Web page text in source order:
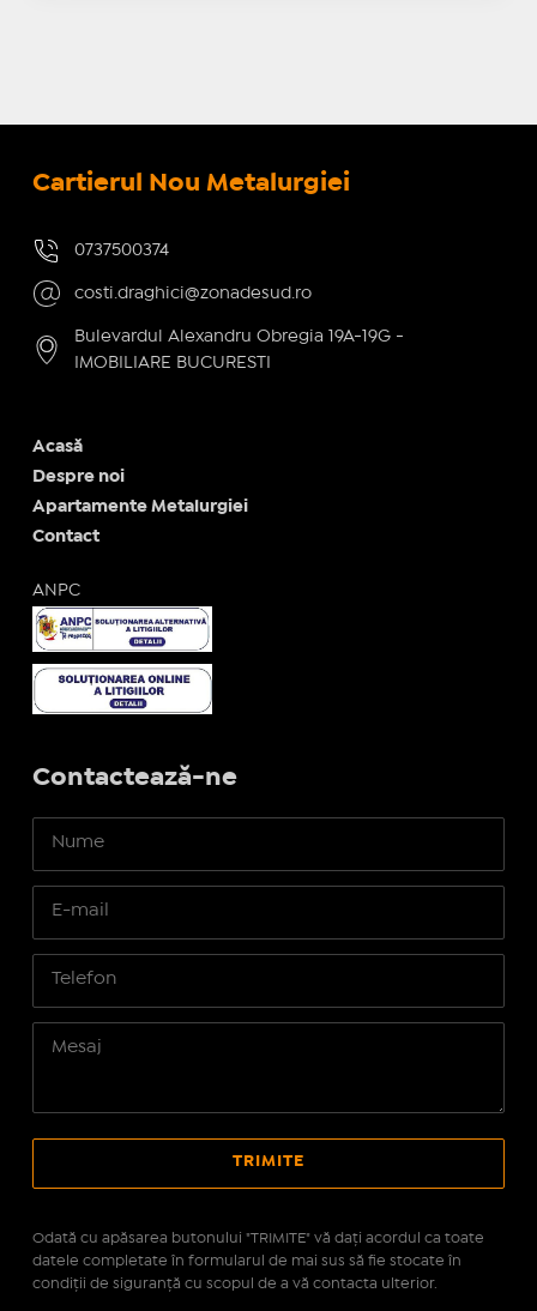
Cartierul Nou Metalurgiei
0737500374
costi.draghici@zonadesud.ro
Bulevardul Alexandru Obregia 19A-19G -
IMOBILIARE BUCURESTI
Acasă
Despre noi
Apartamente Metalurgiei
Contact
ANPC
Contactează-ne
Odată cu apăsarea butonului "TRIMITE" vă daţi acordul ca toate
datele completate în formularul de mai sus să fie stocate în
condiţii de siguranţă cu scopul de a vă contacta ulterior.